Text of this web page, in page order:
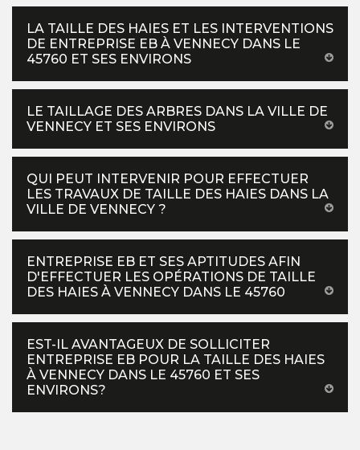
LA TAILLE DES HAIES ET LES INTERVENTIONS
DE ENTREPRISE EB À VENNECY DANS LE
45760 ET SES ENVIRONS
LE TAILLAGE DES ARBRES DANS LA VILLE DE
VENNECY ET SES ENVIRONS
QUI PEUT INTERVENIR POUR EFFECTUER
LES TRAVAUX DE TAILLE DES HAIES DANS LA
VILLE DE VENNECY ?
ENTREPRISE EB ET SES APTITUDES AFIN
D'EFFECTUER LES OPÉRATIONS DE TAILLE
DES HAIES À VENNECY DANS LE 45760
EST-IL AVANTAGEUX DE SOLLICITER
ENTREPRISE EB POUR LA TAILLE DES HAIES
À VENNECY DANS LE 45760 ET SES
ENVIRONS?